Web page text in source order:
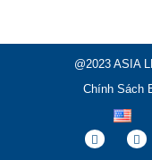
@2023 ASIA
Chính Sách